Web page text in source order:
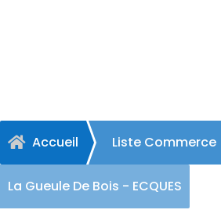
 Accueil Liste Commerce
La Gueule De Bois - ECQUES